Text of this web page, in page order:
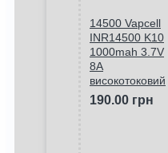
14500 Vapcell
INR14500 K10
1000mah 3.7V
8A
високотоковий
190.00 грн